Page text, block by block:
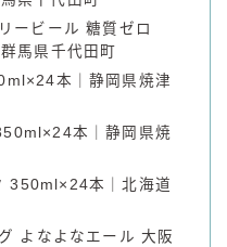
ービール 糖質ゼロ
馬県千代田町
本｜静岡県焼津
本｜静岡県焼
350ml×24本｜北海道
よなよなエール 大阪